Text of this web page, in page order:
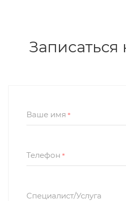
Ваше имя *
Телефон *
Специалист/Услуга